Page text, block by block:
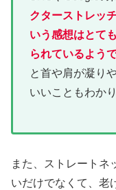
クターストレッ
いう感想はとて
られているようで
と首や肩が凝り
いいこともわか
また、ストレートネ
いだけでなくて、老